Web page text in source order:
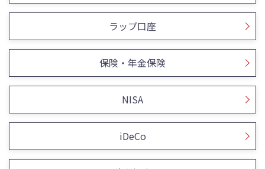
ラップ口座
保険・年金保険
NISA
iDeCo